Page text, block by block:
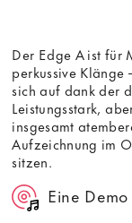
Der Edge A ist für
perkussive Klänge
sich auf dank der
Leistungsstark,
insgesamt
Aufzeichnung im
sitzen.
Eine